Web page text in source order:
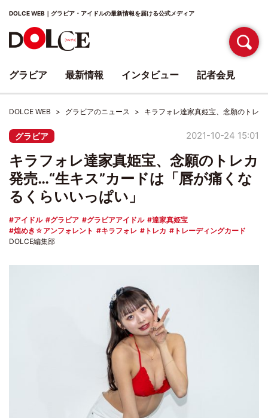
DOLCE WEB｜グラビア・アイドルの最新情報を届ける公式メディア
DOLCE WEB グラビアのニュース キラフォレ達家真姫宝、念願のトレ
グラビア 2021-10-24 15:01
キラフォレ達家真姫宝、念願のトレカ
発売…“生キス”カードは「唇が痛くな
るくらいいっぱい」
アイドル グラビア グラビアアイドル
達家真姫宝
煌めき☆アンフォレント
キラフォレ トレカ
トレーディングカード
DOLCE編集部
グラビア 最新情報 インタビュー 記者会見